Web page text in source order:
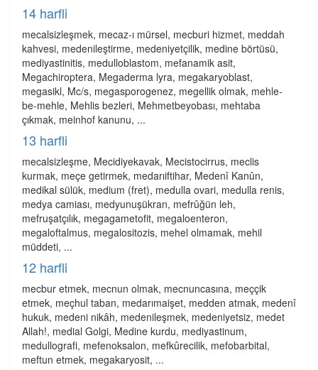
14 harfli
mecalsizleşmek, mecaz-ı mürsel, mecburi hizmet, meddah
kahvesi, medenileştirme, medeniyetçilik, medine börtüsü,
mediyastinitis, medulloblastom, mefanamik asit,
Megachiroptera, Megaderma lyra, megakaryoblast,
megasikl, Mc/s, megasporogenez, megellik olmak, mehle-
be-mehle, Mehlis bezleri, Mehmetbeyobası, mehtaba
çıkmak, meinhof kanunu, ...
13 harfli
mecalsizleşme, Mecidiyekavak, Mecistocirrus, meclis
kurmak, meçe getirmek, medarıiftihar, Medenî Kanûn,
medikal sülük, medium (fret), medulla ovari, medulla renis,
medya camiası, medyunuşükran, mefrûğün leh,
mefruşatçılık, megagametofit, megaloenteron,
megaloftalmus, megalositozis, mehel olmamak, mehil
müddeti, ...
12 harfli
mecbur etmek, mecnun olmak, mecnuncasına, meççik
etmek, meçhul taban, medarımaişet, medden atmak, medenî
hukuk, medeni nikâh, medenileşmek, medeniyetsiz, medet
Allah!, medial Golgi, Medine kurdu, mediyastinum,
medullografi, mefenoksalon, mefkûrecilik, mefobarbital,
meftun etmek, megakaryosit, ...